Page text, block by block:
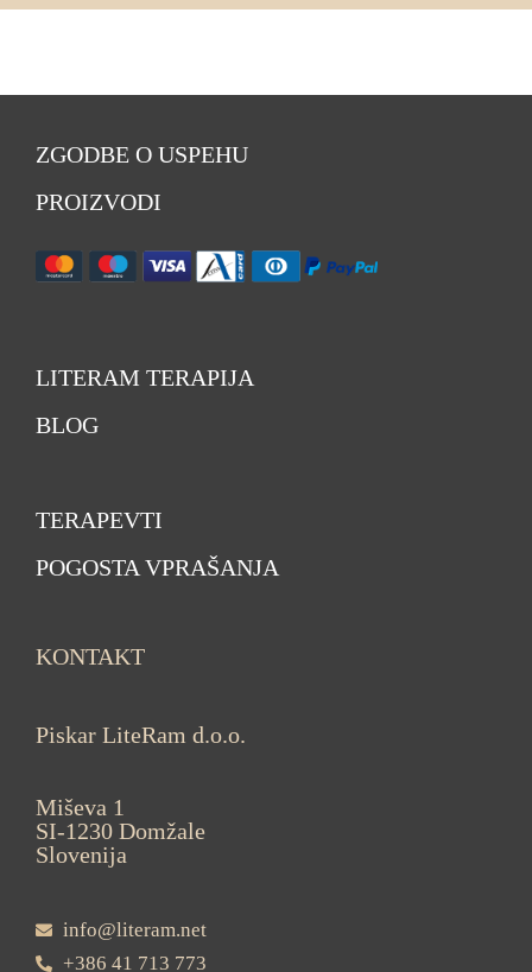
ZGODBE O USPEHU
PROIZVODI
LITERAM TERAPIJA
BLOG
TERAPEVTI
POGOSTA VPRAŠANJA
KONTAKT
Piskar LiteRam d.o.o.
Miševa 1
SI-1230 Domžale
Slovenija
info@literam.net
+386 41 713 773